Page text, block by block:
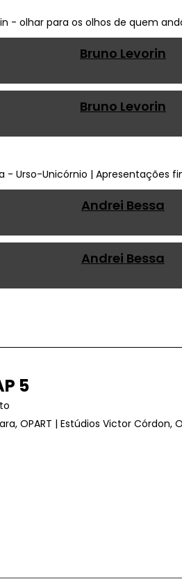
Bruno Levorin
Bruno Levorin
Andrei Bessa
Andrei Bessa
5
OPART | Estúdios Victor Córdon,